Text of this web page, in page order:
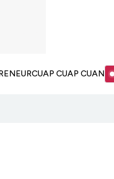
CUAP CUAP CUAN